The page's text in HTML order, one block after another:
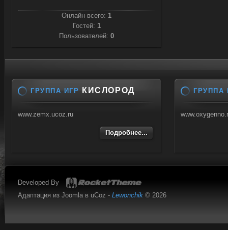
Онлайн всего: 1
Гостей: 1
Пользователей: 0
ГРУППА ИГР КИСЛОРОД
www.zemx.ucoz.ru
Подробнее...
ГРУППА
Developed By
Адаптация из Joomla в uCoz - Lewonchik © 2026